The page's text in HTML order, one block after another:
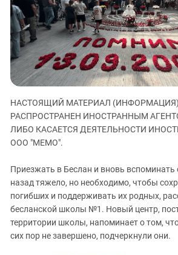
ЗАСТАВЛЯЕТ
КАВКАЗ ЗА
Дагестан
Ингушетия
Кабардино-Балкария
Калмыкия
Карачаево-Черкесия
Краснодарский край
Российская Федерация
Северная Осетия - Алания
СКФО
Чечня
НАСТОЯЩИЙ МАТЕРИАЛ
РАСПРОСТРАНЕН ИНОСТРАННЫМ
ЛИБО КАСАЕТСЯ ДЕЯТЕЛЬНОСТИ
ООО "МЕМО".
Приезжать в Беслан и вновь вспоминать
назад тяжело, но необходимо, чтобы
погибших и поддерживать их родных,
бесланской школы №1. Новый центр,
территории школы, напоминает о том,
сих пор не завершено, подчеркнули они.